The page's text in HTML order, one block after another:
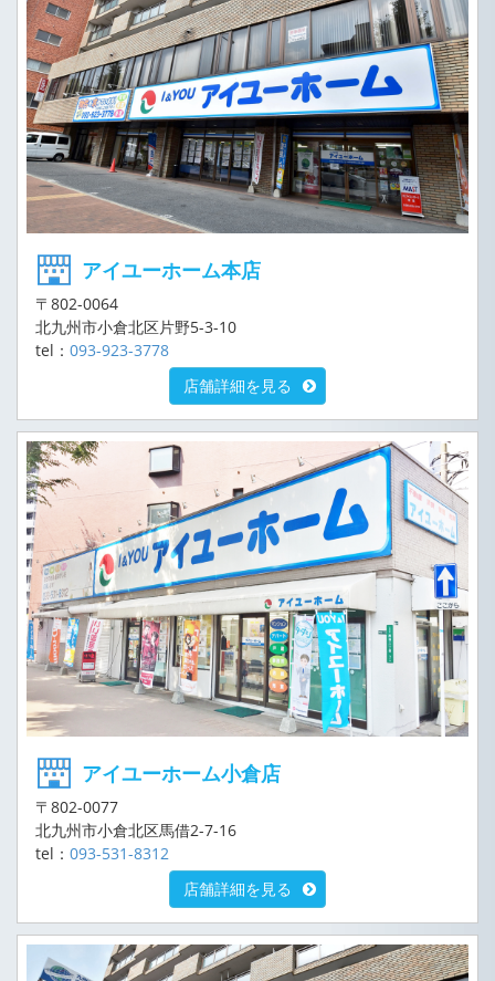
アイユーホーム本店
〒802-0064
北九州市小倉北区片野5-3-10
tel： 093-923-3778
店舗詳細を見る
アイユーホーム小倉店
〒802-0077
北九州市小倉北区馬借2-7-16
tel： 093-531-8312
店舗詳細を見る